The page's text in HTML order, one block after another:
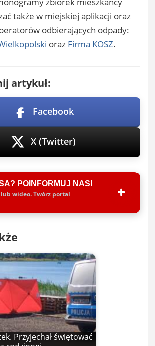
zbiórek mieszkańcy
także w miejskiej aplikacji oraz
odbierających odpady:
oraz Firma KOSZ.
artykuł:
Facebook
X (Twitter)
POINFORMUJ NAS!
wideo. Twórz portal
Przyjechał świętować